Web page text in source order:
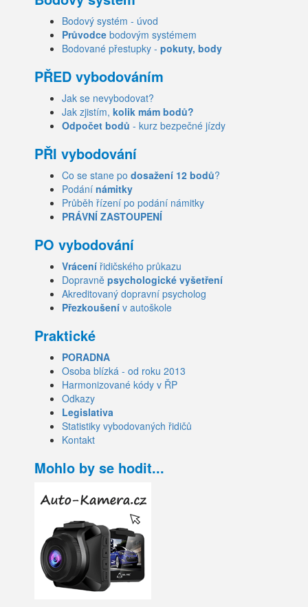
Bodový systém - úvod
Průvodce bodovým systémem
Bodované přestupky - pokuty, body
PŘED vybodováním
Jak se nevybodovat?
Jak zjistím, kolik mám bodů?
Odpočet bodů - kurz bezpečné jízdy
PŘI vybodování
Co se stane po dosažení 12 bodů?
Podání námitky
Průběh řízení po podání námitky
PRÁVNÍ ZASTOUPENÍ
PO vybodování
Vrácení řidičského průkazu
Dopravně psychologické vyšetření
Akreditovaný dopravní psycholog
Přezkoušení v autoškole
Praktické
PORADNA
Osoba blízká - od roku 2013
Harmonizované kódy v ŘP
Odkazy
Legislativa
Statistiky vybodovaných řidičů
Kontakt
Mohlo by se hodit...